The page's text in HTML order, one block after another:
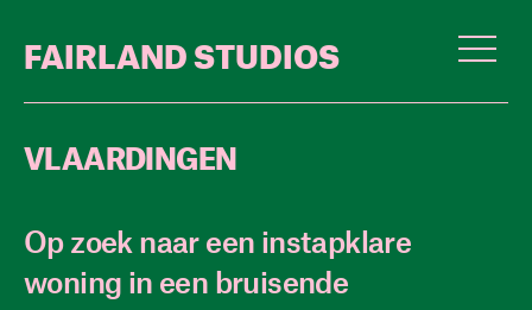
FAIRLANDSTUDIOS
VLAARDINGEN
Op zoek naar een instapklare
woning in een bruisende
Je bent minimaal 18 jaar oud
opleiding of combinatie)
Je hebt aantoonbaar minimaal 2x de